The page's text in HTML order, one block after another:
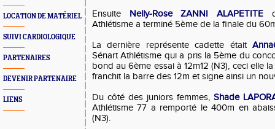
LOCATION DE MATÉRIEL
SUIVI CARDIOLOGIQUE
PARTENAIRES
DEVENIR PARTENAIRE
LIENS
Ensuite Nelly-Rose ZANNI ALAPETITE
Athlétisme a terminé 5ème de la finale du 60m
La dernière représente cadette était
Sénart Athlétisme qui a pris la 5ème du
bond au 6ème essai à 12m12 (N3), ceci elle
franchit la barre des 12m et signe ainsi un
Du côté des juniors femmes, Shade
Athlétisme 77 a remporté le 400m en
(N3).